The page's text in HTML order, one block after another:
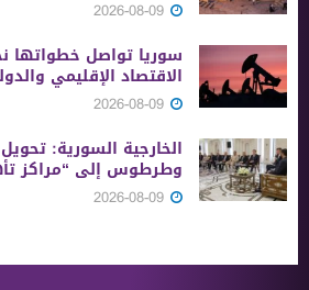
سوريا تواصل خطواتها
الاقتصاد الإقليمي
الخارجية السورية:
وطرطوس إلى “مراكز